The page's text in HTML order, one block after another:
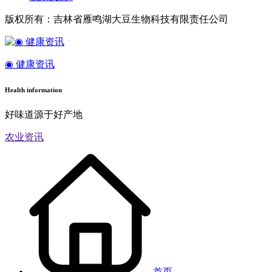
版权所有：吉林省雁鸣湖大豆生物科技有限责任公司
◉ 健康资讯
Health information
好味道源于好产地
农业资讯